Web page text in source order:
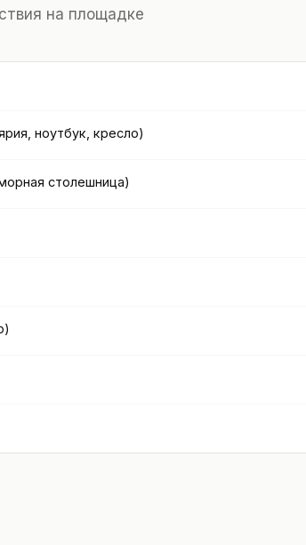
на площадке
ноутбук, кресло)
столешница)